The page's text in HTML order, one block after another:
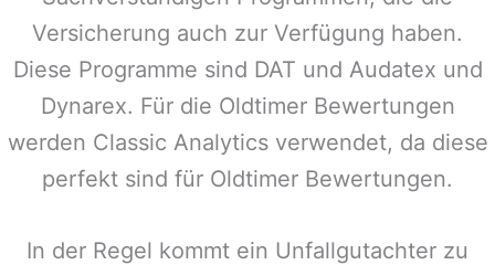
Versicherung auch zur Verfügung haben.
Diese Programme sind DAT und Audatex und
Dynarex. Für die Oldtimer Bewertungen
werden Classic Analytics verwendet, da diese
perfekt sind für Oldtimer Bewertungen.
In der Regel kommt ein Unfallgutachter zu